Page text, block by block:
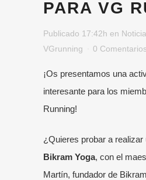
PARA VG
Publicado 17:42h en
VGrunning
0 Comentarios
¡Os presentamos una
interesante para los
Running!
¿Quieres probar a realizar
Bikram Yoga, con el
Martín, fundador de